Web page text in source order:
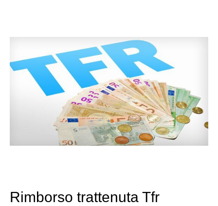
Rimborso trattenuta Tfr